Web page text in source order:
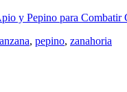
y Pepino para Combatir
, pepino, zanahoria